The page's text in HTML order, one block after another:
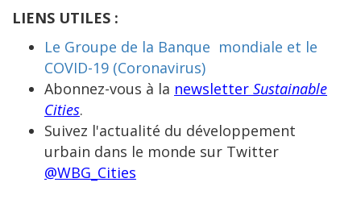
LIENS UTILES :
Le Groupe de la Banque mondiale et le
COVID-19 (Coronavirus)
Abonnez-vous à la newsletter Sustainable
Cities.
Suivez l'actualité du développement
urbain dans le monde sur Twitter
@WBG_Cities